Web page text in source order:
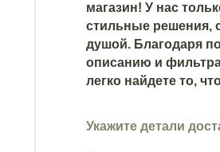
магазин! У нас
стильные решения,
душой. Благодаря
описанию и
легко найдете то,
Укажите детали